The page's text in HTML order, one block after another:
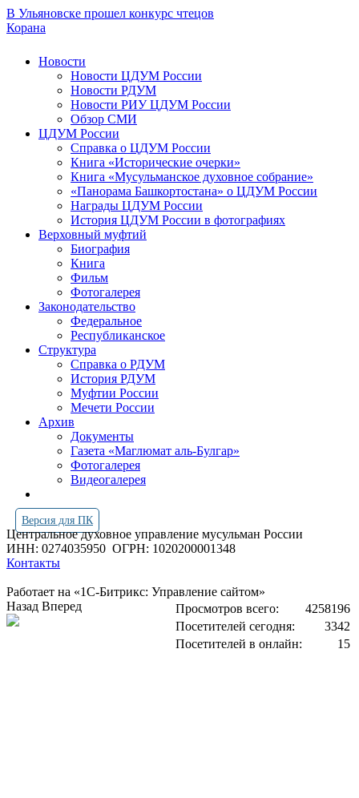
В Ульяновске прошел конкурс чтецов
Корана
Новости
Новости ЦДУМ России
Новости РДУМ
Новости РИУ ЦДУМ России
Обзор СМИ
ЦДУМ России
Справка о ЦДУМ России
Книга «Исторические очерки»
Книга «Мусульманское духовное собрание»
«Панорама Башкортостана» о ЦДУМ России
Награды ЦДУМ России
История ЦДУМ России в фотографиях
Верховный муфтий
Биография
Книга
Фильм
Фотогалерея
Законодательство
Федеральное
Республиканское
Структура
Справка о РДУМ
История РДУМ
Муфтии России
Мечети России
Архив
Документы
Газета «Маглюмат аль-Булгар»
Фотогалерея
Видеогалерея
Версия для ПК
Центральное духовное управление мусульман России
ИНН: 0274035950 ОГРН: 1020200001348
Контакты
Работает на «1С-Битрикс: Управление сайтом»
Просмотров всего:
4258196
Посетителей сегодня:
3342
Посетителей в онлайн:
15
Назад Вперед